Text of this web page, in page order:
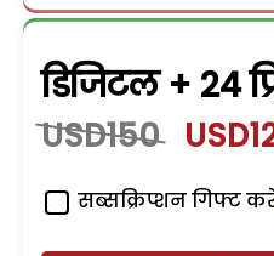
डिजिटल + 24
USD150
सब्सक्रिप्शन गिफ्ट